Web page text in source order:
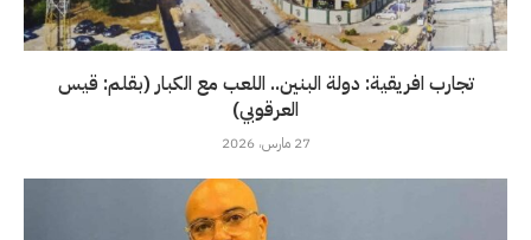
تجارب افريقية: دولة البنين.. اللعب مع الكبار (بقلم: قيس
العرقوبي)
27 مارس، 2026